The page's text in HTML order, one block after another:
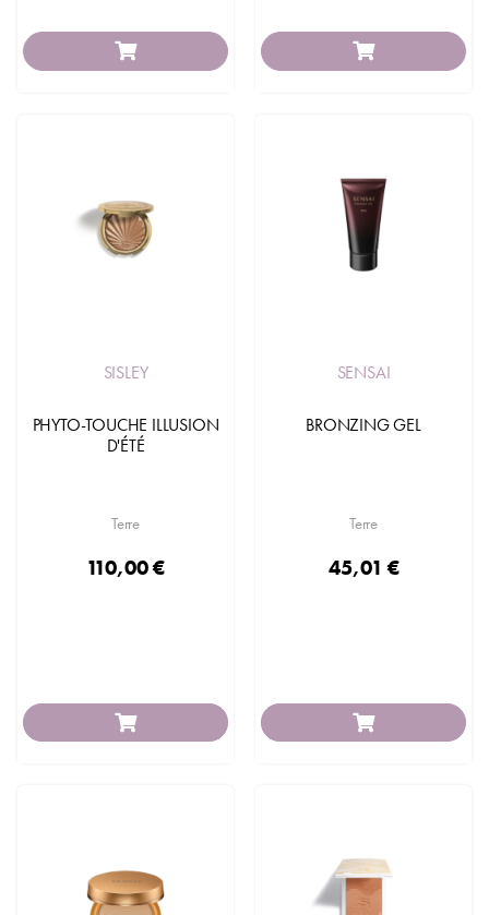
SISLEY
PHYTO-TOUCHE ILLUSION
D'ÉTÉ
Terre
110,00 €
SENSAI
BRONZING GEL
Terre
45,01 €